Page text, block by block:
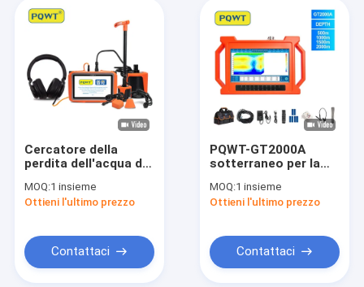
Cercatore della
perdita dell'acqua del
Governo del
rivelatore di perdita
PQWT L7000
MOQ:1 insieme
Ottieni l'ultimo prezzo
Contattaci
PQWT-GT2000A
sotterraneo per la
in acque profonde
2000m Analisi
di acque sotterranee
rapido
MOQ:1 insieme
Ottieni l'ultimo prezzo
Contattaci